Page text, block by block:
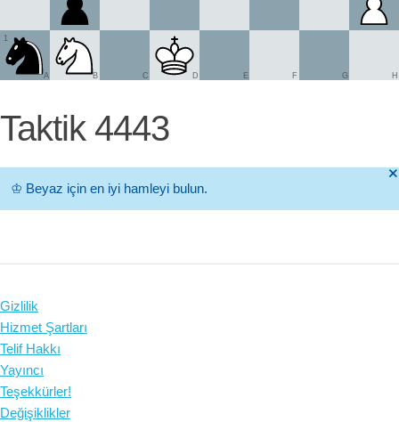
1
A B C D E F G H
Taktik 4443
🞫
♔ Beyaz için en iyi hamleyi bulun.
Gizlilik
Hizmet Şartları
Telif Hakkı
Yayıncı
Teşekkürler!
Değişiklikler